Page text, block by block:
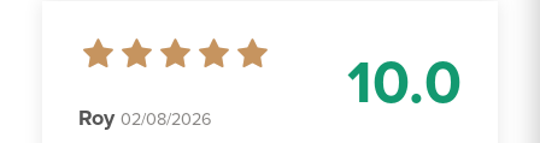
10.0
Roy 02/08/2026